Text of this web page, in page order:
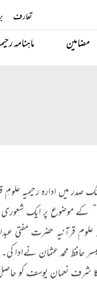
تعارف
مضامین ماہنامہ
کالج روڈ جھنگ صدر میں
موضوع پر ایک شعوری
علوم قرآنیہ حضرت مفتی
حافظ محمد عثمان نےادا
شرف نعمان یوسف کو